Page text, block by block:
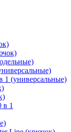
1 (универсальные)
в 1